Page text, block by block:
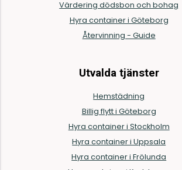
Värdering dödsbon och bohag
Hyra container i Göteborg
Återvinning - Guide
Utvalda tjänster
Hemstädning
Billig flytt i Göteborg
Hyra container i Stockholm
Hyra container i Uppsala
Hyra container i Frölunda